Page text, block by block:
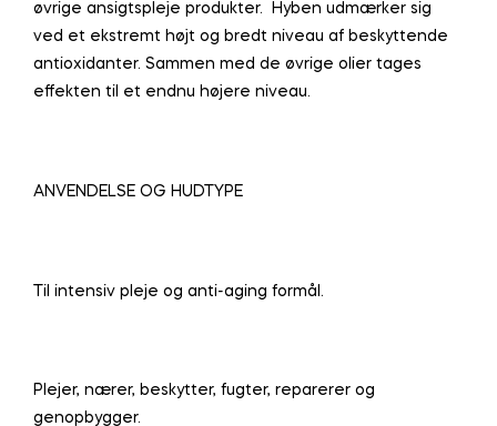
øvrige ansigtspleje produkter. Hyben udmærker sig
ved et ekstremt højt og bredt niveau af beskyttende
antioxidanter. Sammen med de øvrige olier tages
effekten til et endnu højere niveau.
ANVENDELSE OG HUDTYPE
Til intensiv pleje og anti-aging formål.
Plejer, nærer, beskytter, fugter, reparerer og
genopbygger.